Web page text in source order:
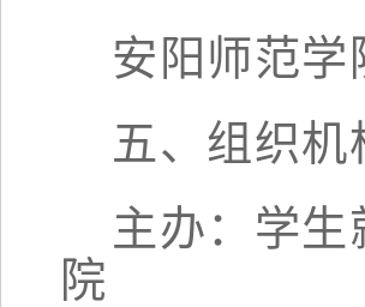
安阳师范学
五、组织机
主办：学
院